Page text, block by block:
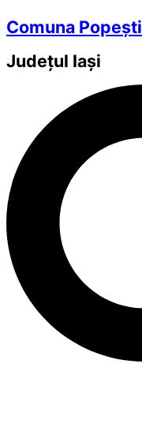
Comuna Popești
Județul Iași